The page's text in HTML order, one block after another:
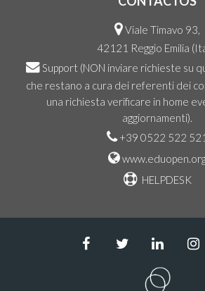
Viale Timavo 93,
42121 Reggio Emilia
Support (NON inviare richieste su
che restano a cura dei referenti dei
una richiesta verificare in home
aggiornamenti).
+39 0522 522 521
HELPDESK